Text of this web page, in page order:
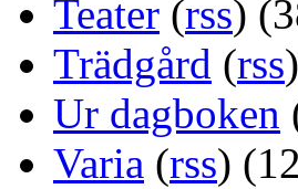
Teater (rss)
Trädgård (rss
Ur dagboken
Varia (rss)